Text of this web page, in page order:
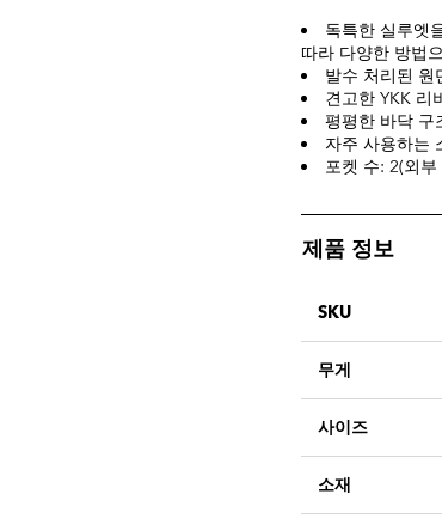
독특한 실루엣
따라 다양한 방법
발수 처리된 원
견고한 YKK 리
평평한 바닥 구
자주 사용하는
포켓 수: 2(외
제품 정보
SKU
무게
사이즈
소재